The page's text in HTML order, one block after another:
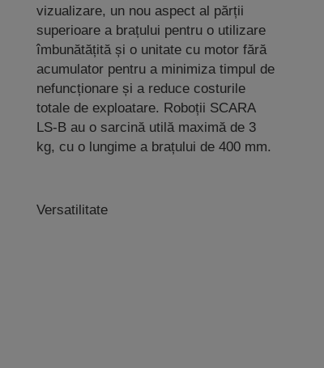
vizualizare, un nou aspect al părții
superioare a brațului pentru o utilizare
îmbunătățită și o unitate cu motor fără
acumulator pentru a minimiza timpul de
nefuncționare și a reduce costurile
totale de exploatare. Roboții SCARA
LS-B au o sarcină utilă maximă de 3
kg, cu o lungime a brațului de 400 mm.
Versatilitate